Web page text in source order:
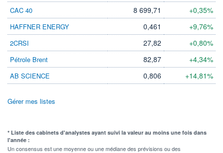
CAC 40 8 699,71 +0,35%
HAFFNER ENERGY 0,461 +9,76%
2CRSI 27,82 +0,80%
Pétrole Brent 82,87 +4,34%
AB SCIENCE 0,806 +14,81%
Gérer mes listes
* Liste des cabinets d'analystes ayant suivi la valeur au moins une fois dans
l'année :
Un consensus est une moyenne ou une médiane des prévisions ou des